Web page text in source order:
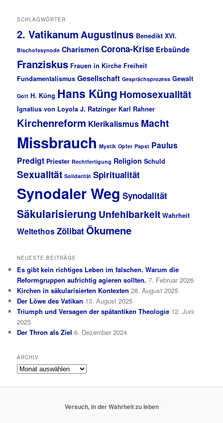
SCHLAGWÖRTER
2. VatikanumAugustinus Benedikt XVI.
Bischofssynode Charismen Corona-Krise Erbsünde
Franziskus Frauen in Kirche Freiheit
Fundamentalismus Gesellschaft Gesprächsprozess Gewalt
Gott H. Küng Hans Küng Homosexualität
Ignatius von Loyola J. Ratzinger Karl Rahner
Kirchenreform Klerikalismus Macht
Missbrauch Mystik Opfer Papst Paulus
Predigt Priester Rechtfertigung Religion Schuld
Sexualität Solidarität Spiritualität
Synodaler Weg Synodalität
Säkularisierung Unfehlbarkeit Wahrheit
WeltethosZölibatÖkumene
NEUESTE BEITRÄGE
Es gibt kein richtiges Leben im falschen. Warum die
Reformgruppen aufrichtig agieren sollten. 7. Februar 2026
Kirchen in säkularisierten Kontexten 28. August 2025
Der Löwe des Vatikan 13. August 2025
Triumph und Versagen der spätantiken Theologie 12. Juni
2025
Der Thron als Ziel 6. Dezember 2024
ARCHIV
Archiv
Versuch, in der Wahrheit zu leben